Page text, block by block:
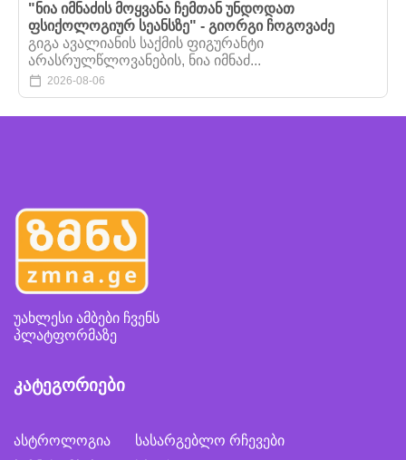
"ნია იმნაძის მოყვანა ჩემთან უნდოდათ
ფსიქოლოგიურ სეანსზე" - გიორგი ჩოგოვაძე
გიგა ავალიანის საქმის ფიგურანტი
არასრულწლოვანების, ნია იმნაძ...
2026-08-06
უახლესი ამბები ჩვენს
პლატფორმაზე
კატეგორიები
ასტროლოგია
სასარგებლო რჩევები